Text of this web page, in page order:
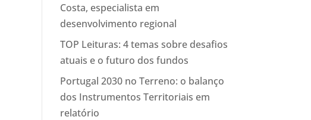
Costa, especialista em
desenvolvimento regional
TOP Leituras: 4 temas sobre desafios
atuais e o futuro dos fundos
Portugal 2030 no Terreno: o balanço
dos Instrumentos Territoriais em
relatório